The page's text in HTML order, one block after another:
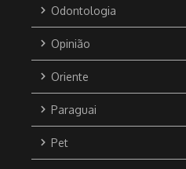
Odontologia
Opinião
Oriente
Paraguai
Pet